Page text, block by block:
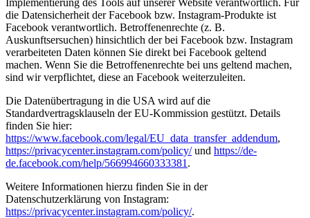
die Datensicherheit der Facebook bzw. Instagram-Produkte ist
Facebook verantwortlich. Betroffenenrechte (z. B.
Auskunftsersuchen) hinsichtlich der bei Facebook bzw. Instagram
verarbeiteten Daten können Sie direkt bei Facebook geltend
machen. Wenn Sie die Betroffenenrechte bei uns geltend machen,
sind wir verpflichtet, diese an Facebook weiterzuleiten.
Die Datenübertragung in die USA wird auf die
Standardvertragsklauseln der EU-Kommission gestützt. Details
finden Sie hier:
https://www.facebook.com/legal/EU_data_transfer_addendum,
https://privacycenter.instagram.com/policy/und https://de-
de.facebook.com/help/566994660333381 .
Weitere Informationen hierzu finden Sie in der
Datenschutzerklärung von Instagram:
https://privacycenter.instagram.com/policy/.